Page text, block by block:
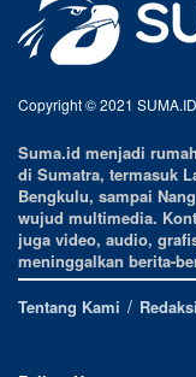
Copyright © 2021
Suma.id menjadi
di Sumatra, termasuk
Bengkulu, sampai
wujud multimedia.
juga video, audio,
meninggalkan berita-
Tentang Kami
Redaksi